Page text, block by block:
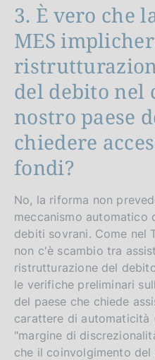
3. È vero che
MES
del debito nel
nostro paese
chiedere
fondi?
No, la riforma non
meccanismo automatico
debiti sovrani. Come nel
non c'è scambio tra
ristrutturazione del
le verifiche preliminari
del paese che chiede
carattere di automaticità
"margine di
che il coinvolgimento